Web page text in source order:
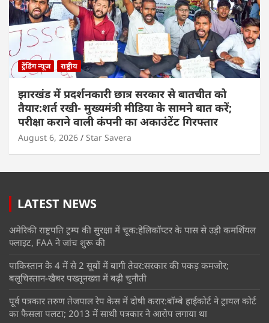
ट्रेंडिंग न्यूज राष्ट्रीय
झारखंड में प्रदर्शनकारी छात्र सरकार से बातचीत को
तैयार:शर्त रखी- मुख्यमंत्री मीडिया के सामने बात करें;
परीक्षा कराने वाली कंपनी का अकाउंटेंट गिरफ्तार
August 6, 2026 Star Savera
LATEST NEWS
अमेरिकी राष्ट्रपति ट्रम्प की सुरक्षा में चूक:हेलिकॉप्टर के पास से उड़ी कमर्शियल
फ्लाइट, FAA ने जांच शुरू की
पाकिस्तान के 4 में से 2 सूबों में बागी तेवर:सरकार की पकड़ कमजोर;
बलूचिस्तान-खैबर पख्तूनख्वा में बढ़ी चुनौती
पूर्व पत्रकार तरुण तेजपाल रेप केस में दोषी करार:बॉम्बे हाईकोर्ट ने ट्रायल कोर्ट
का फैसला पलटा; 2013 में साथी पत्रकार ने आरोप लगाया था